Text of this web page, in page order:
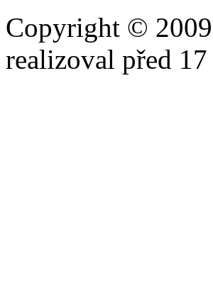
Copyright ©
realizoval před